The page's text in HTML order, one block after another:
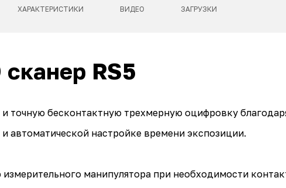
ХАРАКТЕРИСТИКИ ВИДЕО ЗАГРУЗКИ
RS5
точную бесконтактную трехмерную оцифровку
автоматической настройке времени экспозиции.
измерительного манипулятора при необходимости